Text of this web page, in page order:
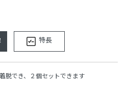
特長
脱でき、２個セットできます